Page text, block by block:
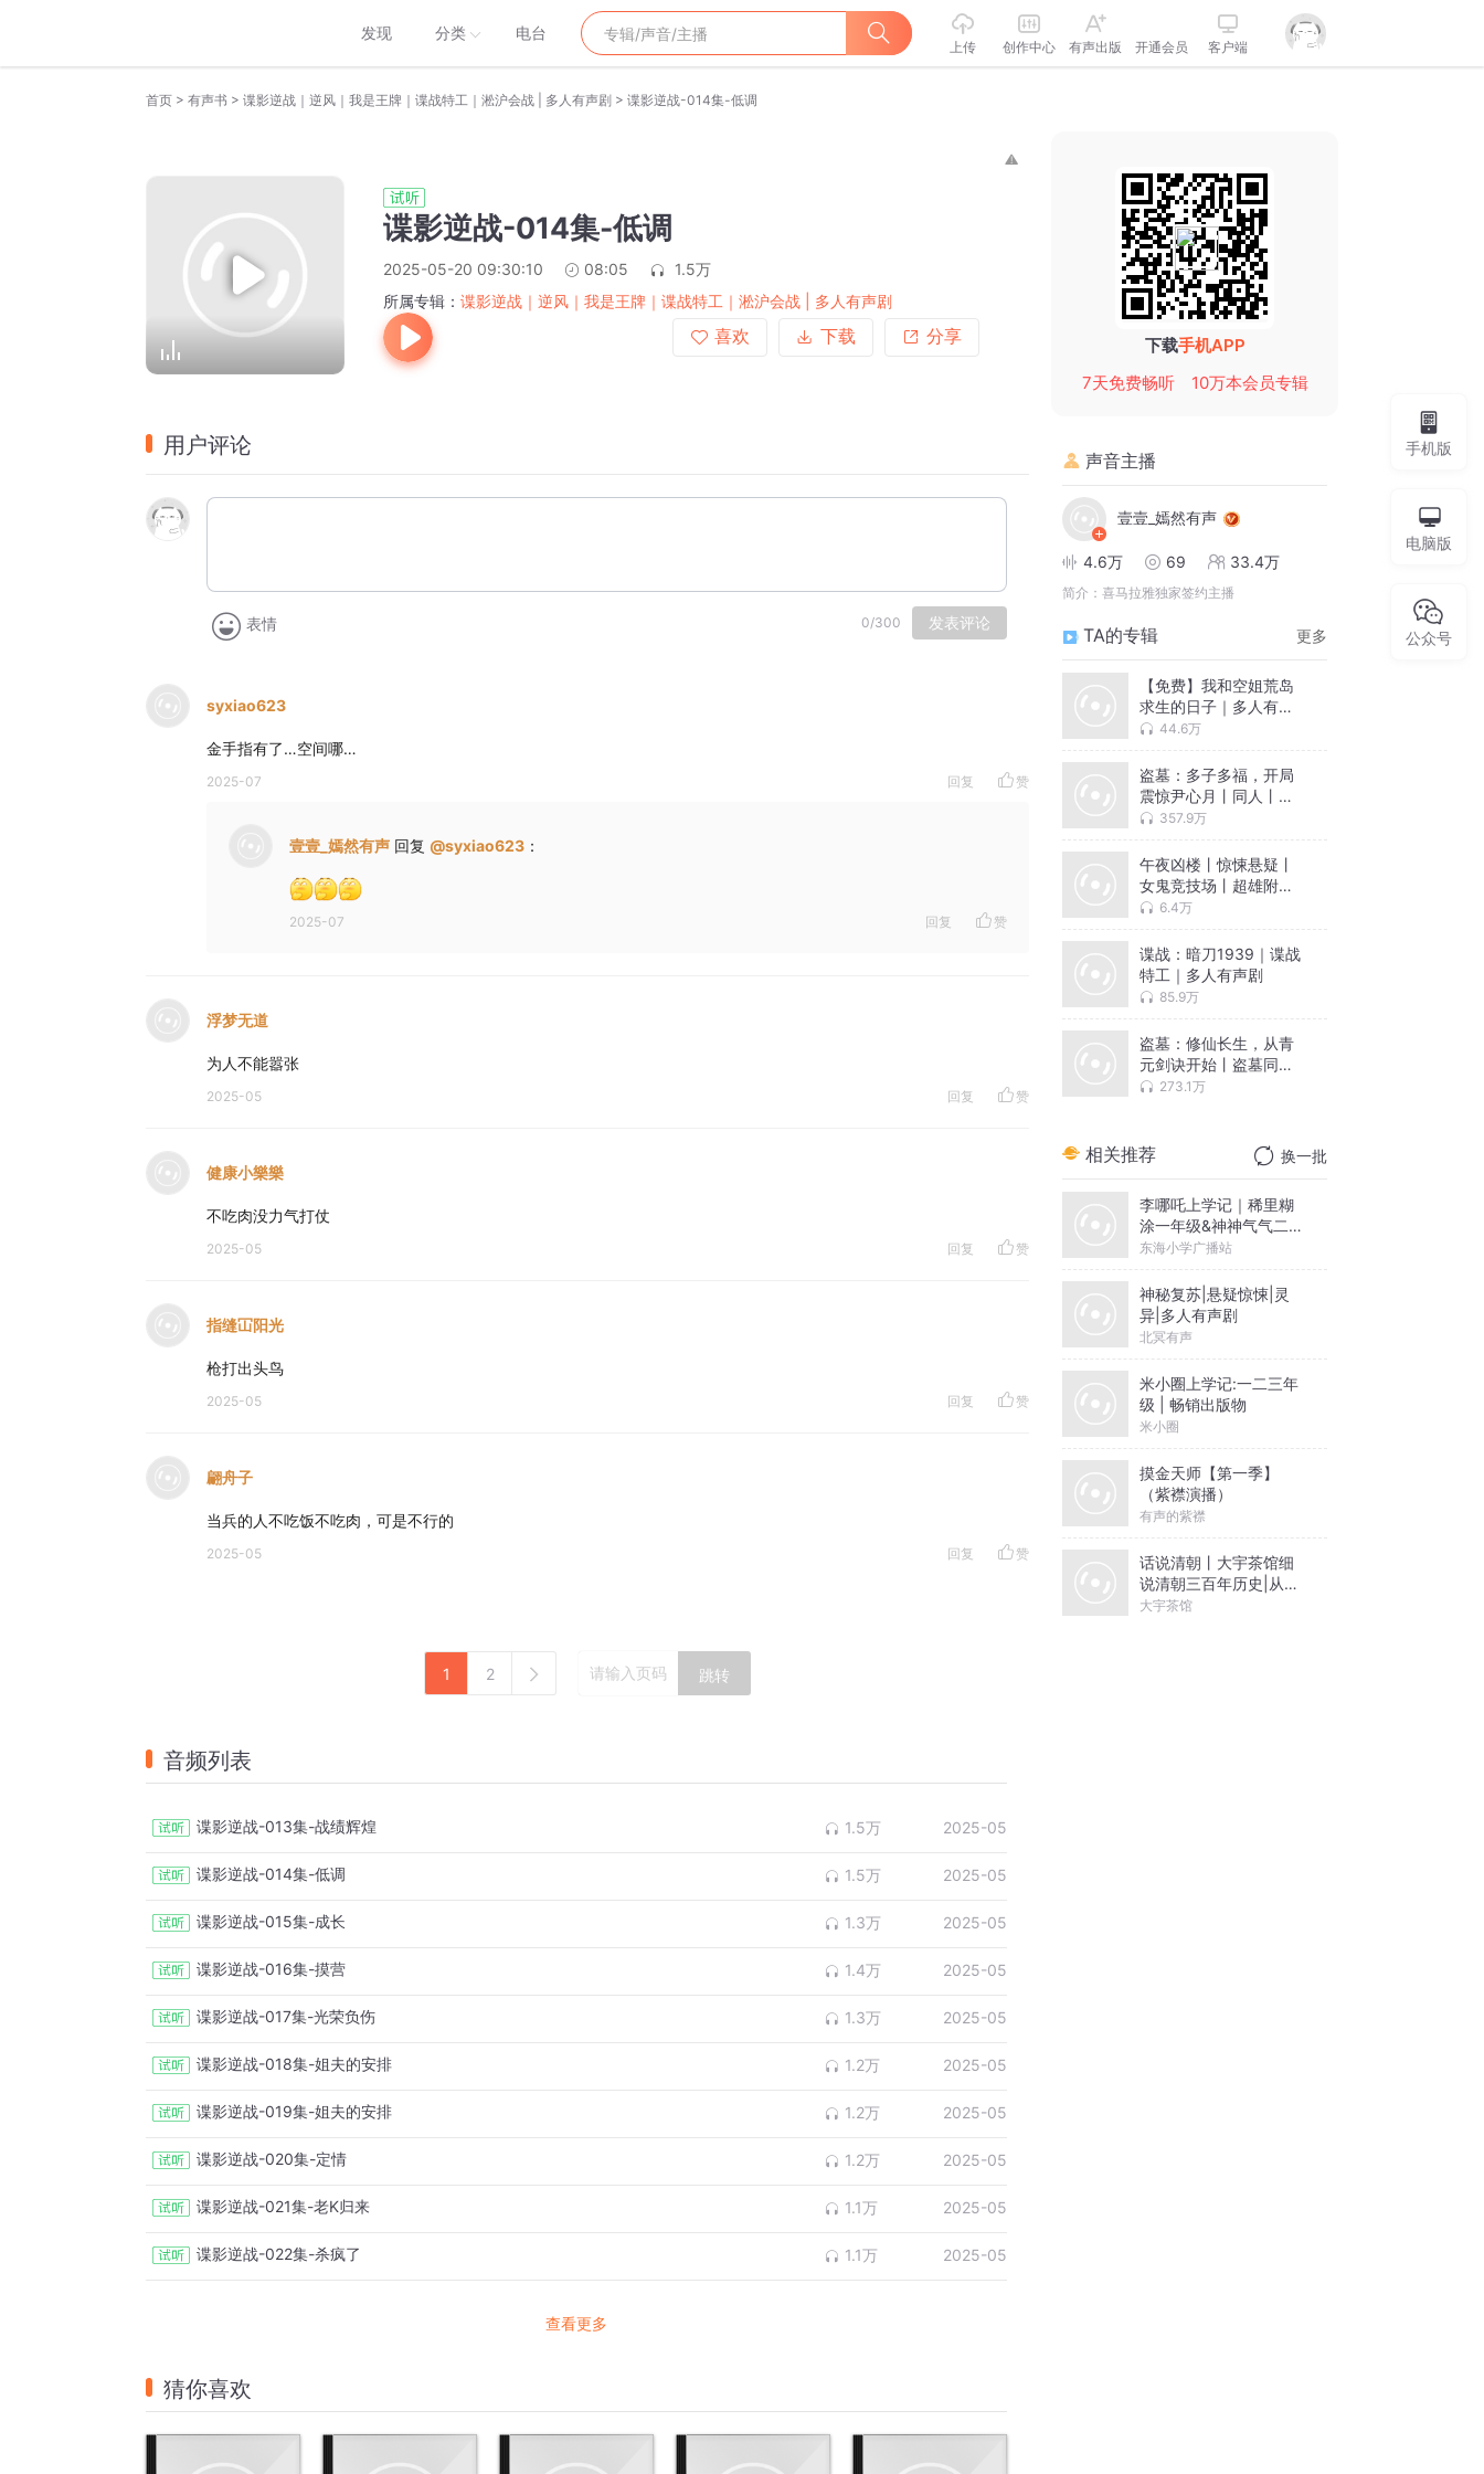
发现 分类 电台
上传 创作中心 有声出版 开通会员 客户端
首页 > 有声书 > 谍影逆战｜逆风｜我是王牌｜谍战特工｜淞沪会战 | 多人有声剧 > 谍影逆战-014集-低调
谍影逆战-014集-低调
2025-05-20 09:30:10 08:05
1.5万
所属专辑： 谍影逆战｜逆风｜我是王牌｜谍战特工｜淞沪会战 | 多人有声剧
喜欢
下载 分享
用户评论
表情 0/300 发表评论
syxiao623
金手指有了…空间哪…
2025-07 回复 赞
壹壹_嫣然有声 回复 @syxiao623 ：
2025-07 回复 赞
浮梦无道
为人不能嚣张
2025-05 回复 赞
健康小樂樂
不吃肉没力气打仗
2025-05 回复 赞
指缝冚阳光
枪打出头鸟
2025-05 回复 赞
翩舟子
当兵的人不吃饭不吃肉，可是不行的
2025-05 回复 赞
1 2 跳转
音频列表
谍影逆战-013集-战绩辉煌 1.5万 2025-05
谍影逆战-014集-低调 1.5万 2025-05
谍影逆战-015集-成长 1.3万 2025-05
谍影逆战-016集-摸营 1.4万 2025-05
谍影逆战-017集-光荣负伤 1.3万 2025-05
谍影逆战-018集-姐夫的安排 1.2万 2025-05
谍影逆战-019集-姐夫的安排 1.2万 2025-05
谍影逆战-020集-定情 1.2万 2025-05
谍影逆战-021集-老K归来 1.1万 2025-05
谍影逆战-022集-杀疯了 1.1万 2025-05
查看更多
猜你喜欢
下载手机APP
7天免费畅听
10万本会员专辑
声音主播
壹壹_嫣然有声
4.6万 69 33.4万
简介： 喜马拉雅独家签约主播
TA的专辑 更多
【免费】我和空姐荒岛
求生的日子｜多人有声
剧 44.6万
盗墓：多子多福，开局
震惊尹心月丨同人丨盗
墓丨后宫丨多人有声剧
357.9万
午夜凶楼丨惊悚悬疑丨
女鬼竞技场丨超雄附体
丨多人有声剧
6.4万
谍战：暗刀1939｜谍战
特工｜多人有声剧
85.9万
盗墓：修仙长生，从青
元剑诀开始丨盗墓同人
+ 修仙爽文丨多人有声
273.1万
相关推荐 换一批
李哪吒上学记｜稀里糊
涂一年级&神神气气二年
级
东海小学广播站
神秘复苏|悬疑惊悚|灵
异|多人有声剧
北冥有声
米小圈上学记:一二三年
级 | 畅销出版物
米小圈
摸金天师【第一季】
（紫襟演播）
有声的紫襟
话说清朝丨大宇茶馆细
说清朝三百年历史|从努
尔哈赤到末代皇帝溥仪|
大宇茶馆
手机版
电脑版
公众号